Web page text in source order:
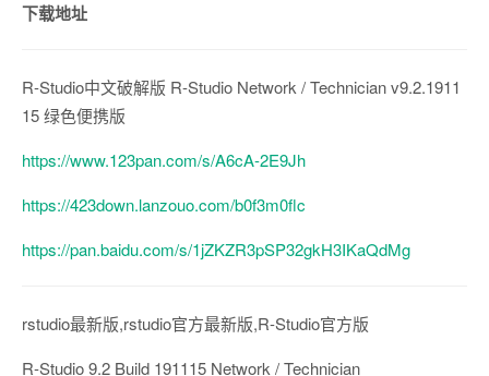
下载地址
R-Studio中文破解版 R-Studio Network / Technician v9.2.1911
15 绿色便携版
https://www.123pan.com/s/A6cA-2E9Jh
https://423down.lanzouo.com/b0f3m0flc
https://pan.baidu.com/s/1jZKZR3pSP32gkH3IKaQdMg
rstudio最新版,rstudio官方最新版,R-Studio官方版
R-Studio 9.2 Build 191115 Network / Technician